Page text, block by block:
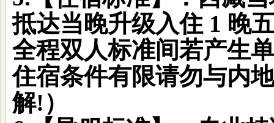
抵达当晚升级入住 1 晚
全程双人标准间若产生
住宿条件有限请勿与内
解!）